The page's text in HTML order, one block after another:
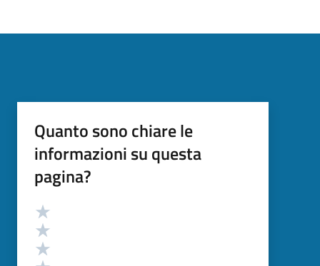
Quanto sono chiare le
informazioni su questa
pagina?
Valutazione